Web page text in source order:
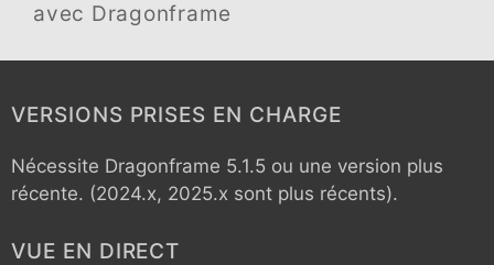
avec Dragonframe
VERSIONS PRISES EN CHARGE
Nécessite Dragonframe 5.1.5 ou une version plus
récente. (2024.x, 2025.x sont plus récents).
VUE EN DIRECT